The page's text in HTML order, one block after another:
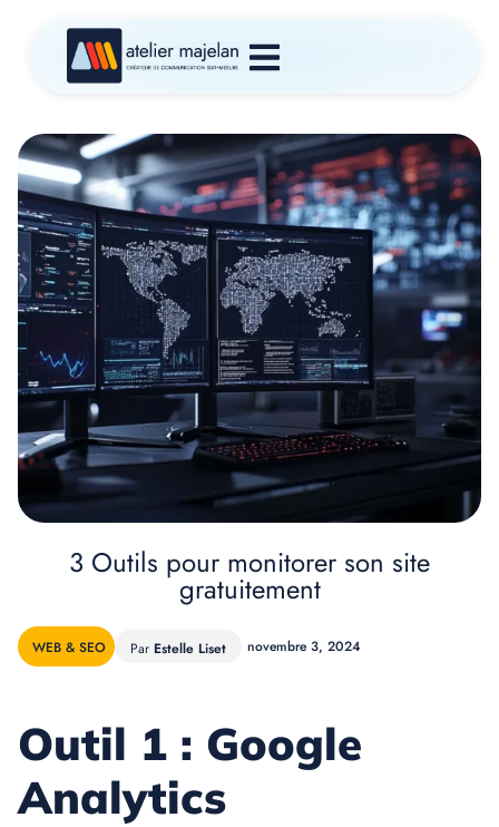
3 Outils pour monitorer son site
gratuitement
WEB & SEO Estelle Liset novembre 3, 2024
Outil 1 : Google
Analytics